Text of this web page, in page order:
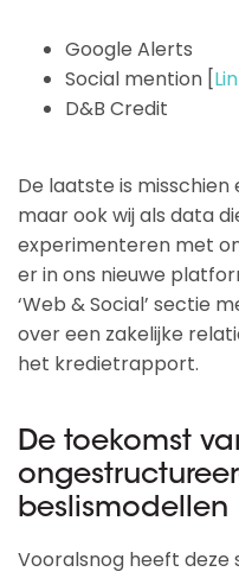
Google Alerts
Social mention [
D&B Credit
De laatste is
maar ook wij als data
experimenteren met
er in ons nieuwe
‘Web & Social’ sectie
over een zakelijke
het kredietrapport.
De toekomst
beslismodellen
Vooralsnog heeft deze